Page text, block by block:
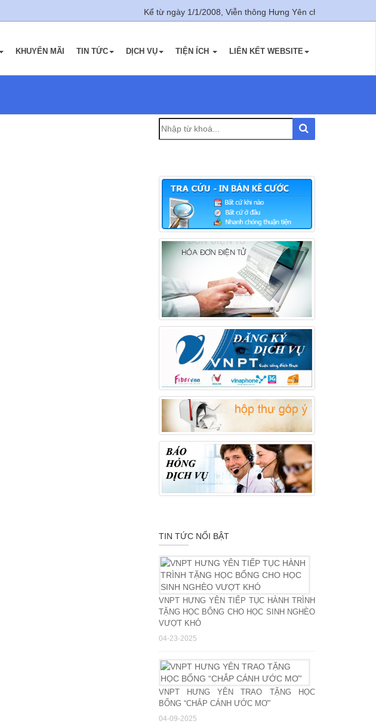
Kể từ ngày 1/1/2008, Viễn thông Hưng Yên chính thức được
KHUYẾN MÃI TIN TỨC DỊCH VỤ TIỆN ÍCH LIÊN KẾT WEBSITE
TIN TỨC NỔI BẬT
VNPT HƯNG YÊN TIẾP TỤC HÀNH TRÌNH
TẶNG HỌC BỔNG CHO HỌC SINH NGHÈO
VƯỢT KHÓ
04-23-2025
VNPT HƯNG YÊN TRAO TẶNG HỌC
BỔNG “CHẮP CÁNH ƯỚC MƠ”
04-09-2025